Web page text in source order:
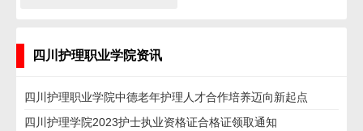
四川护理职业学院资讯
四川护理职业学院中德老年护理人才合作培养迈向新起点
四川护理学院2023护士执业资格证合格证领取通知